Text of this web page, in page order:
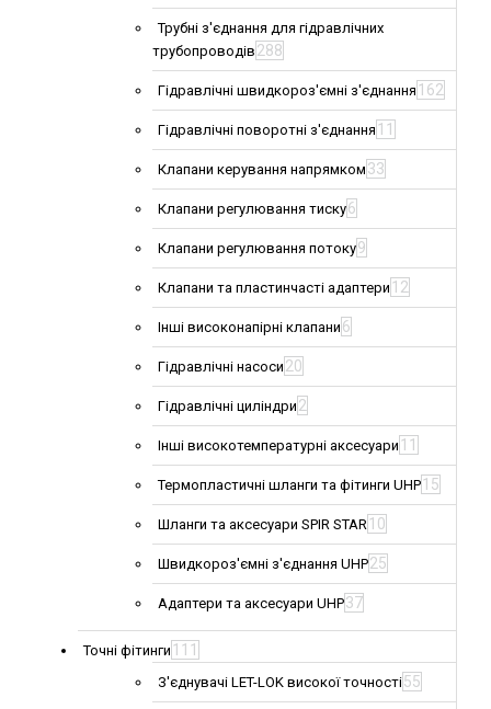
Трубні з'єднання для гідравлічних
трубопроводів 288
Гідравлічні швидкороз'ємні з'єднання 162
Гідравлічні поворотні з'єднання 11
Клапани керування напрямком 33
Клапани регулювання тиску6
Клапани регулювання потоку9
Клапани та пластинчасті адаптери 12
Інші високонапірні клапани 6
Гідравлічні насоси 20
Гідравлічні циліндри 2
Інші високотемпературні аксесуари 11
Термопластичні шланги та фітинги UHP 15
Шланги та аксесуари SPIR STAR 10
Швидкороз'ємні з'єднання UHP25
Адаптери та аксесуари UHP37
Точні фітинги 111
З'єднувачі LET-LOK високої точності55